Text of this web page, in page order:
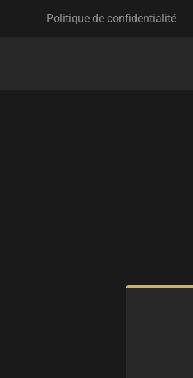
Politique de confidentialité